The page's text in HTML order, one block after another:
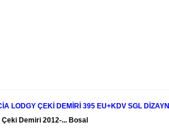
LODGY ÇEKİ DEMİRİ 395 EU+KDV SGL DİZAYN
Demiri 2012-... Bosal